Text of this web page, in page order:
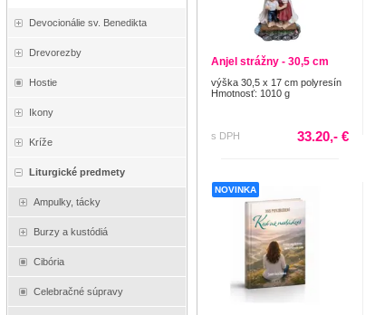
Devocionálie sv. Benedikta
Drevorezby
Hostie
Ikony
Kríže
Liturgické predmety
Ampulky, tácky
Burzy a kustódiá
Cibória
Celebračné súpravy
Anjel strážny - 30,5 cm
výška 30,5 x 17 cm polyresín
Hmotnosť: 1010 g
s DPH 33.20,- €
NOVINKA